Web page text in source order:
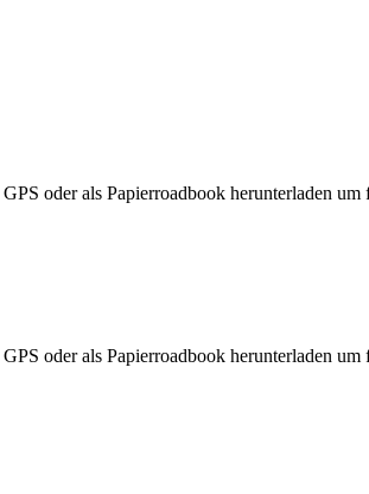
oder als Papierroadbook herunterladen
oder als Papierroadbook herunterladen